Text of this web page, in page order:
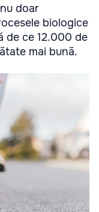
doar
biologice
de ce 12.000 de
mai bună.